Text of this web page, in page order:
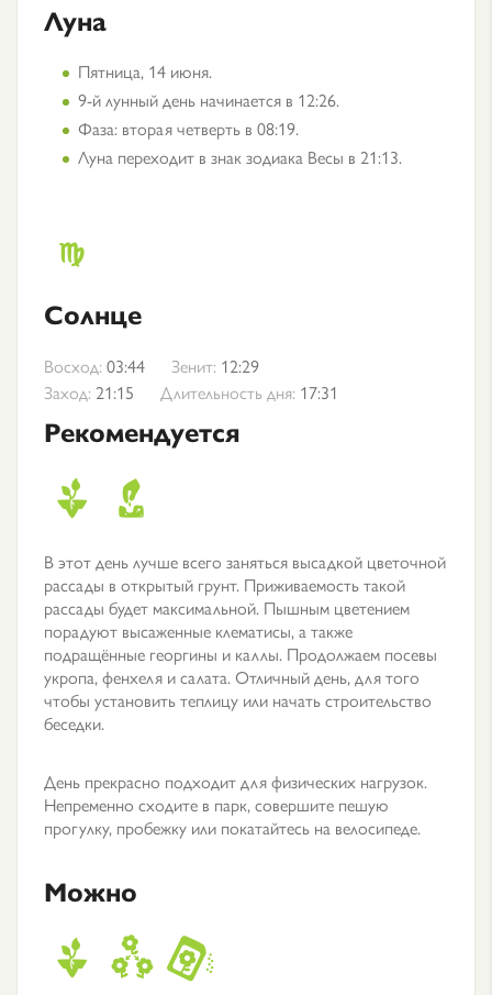
Луна
Пятница, 14 июня.
9-й лунный день начинается в 12:26.
Фаза: вторая четверть в 08:19.
Луна переходит в знак зодиака Весы в 21:13.
Солнце
Восход: 03:44 Зенит: 12:29
Заход: 21:15 Длительность дня: 17:31
Рекомендуется
В этот день лучше всего заняться высадкой цветочной
рассады в открытый грунт. Приживаемость такой
рассады будет максимальной. Пышным цветением
порадуют высаженные клематисы, а также
подращённые георгины и каллы. Продолжаем посевы
укропа, фенхеля и салата. Отличный день, для того
чтобы установить теплицу или начать строительство
беседки.
День прекрасно подходит для физических нагрузок.
Непременно сходите в парк, совершите пешую
прогулку, пробежку или покатайтесь на велосипеде.
Можно